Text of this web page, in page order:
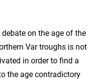
on the age of the
Var troughs is not
in order to find a
the age contradictory